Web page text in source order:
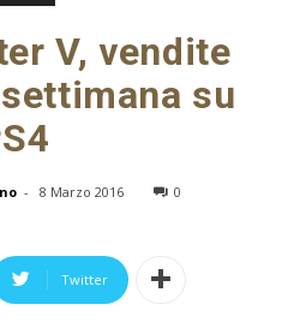
V, vendite
su
- 8 Marzo 2016 0
Twitter